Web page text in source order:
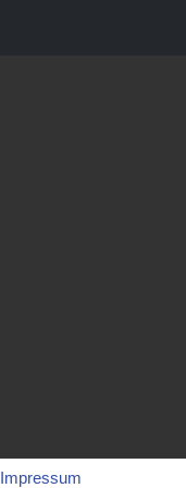
Impressum